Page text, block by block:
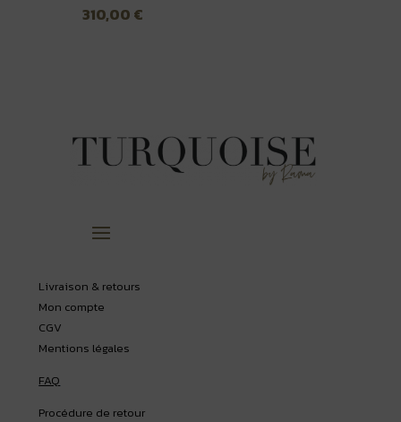
310,00 €
Livraison & retours
Mon compte
CGV
Mentions légales
FAQ
Procédure de retour